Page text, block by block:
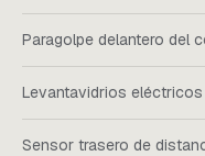
Paragolpe delantero del
Levantavidrios
Sensor trasero de